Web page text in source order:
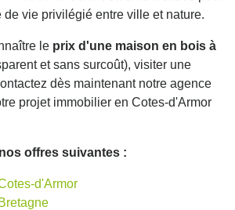
de vie privilégié entre ville et nature.
le prix d'une maison en bois à
et sans surcoût), visiter une
dès maintenant notre agence
projet immobilier en Cotes-d'Armor
offres suivantes :
d'Armor